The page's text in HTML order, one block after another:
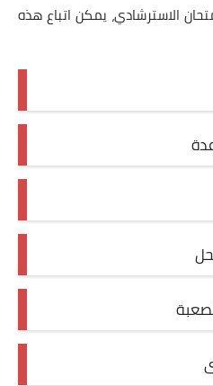
الاسترشادي، يمكن اتباع هذه